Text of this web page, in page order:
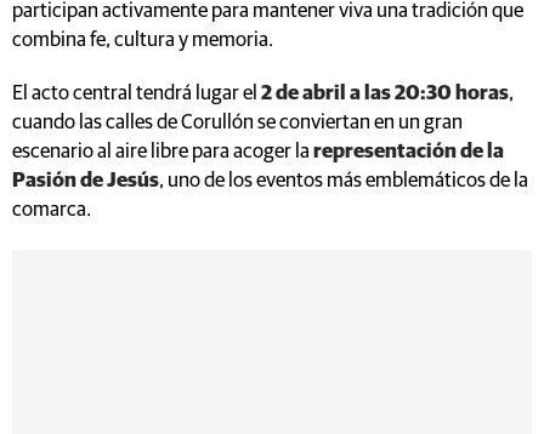
participan activamente para mantener viva una tradición que
combina fe, cultura y memoria.
El acto central tendrá lugar el 2 de abril a las 20:30 horas,
cuando las calles de Corullón se conviertan en un gran
escenario al aire libre para acoger la representación de la
Pasión de Jesús, uno de los eventos más emblemáticos de la
comarca.